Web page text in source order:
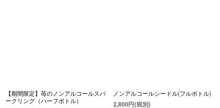
【期間限定】苺のノンアルコールスパ
ークリング（ハーフボトル）
ノンアルコールシードル(フルボトル)
2,800円 (税別)